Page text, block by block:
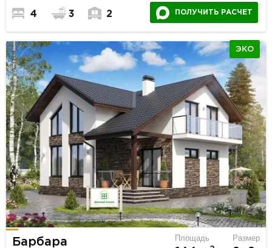
4 3 2 ПОЛУЧИТЬ РАСЧЕТ
ЭКО
Барбара Площадь Размер